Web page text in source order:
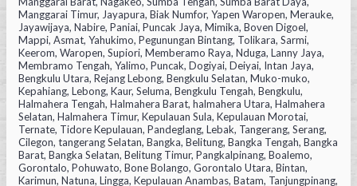
Manggarai Timur, Jayapura, Biak Numfor, Yapen Waropen, Merauke,
Jayawijaya, Nabire, Paniai, Puncak Jaya, Mimika, Boven Digoel,
Mappi, Asmat, Yahukimo, Pegunungan Bintang, Tolikara, Sarmi,
Keerom, Waropen, Supiori, Memberamo Raya, Nduga, Lanny Jaya,
Membramo Tengah, Yalimo, Puncak, Dogiyai, Deiyai, Intan Jaya,
Bengkulu Utara, Rejang Lebong, Bengkulu Selatan, Muko-muko,
Kepahiang, Lebong, Kaur, Seluma, Bengkulu Tengah, Bengkulu,
Halmahera Tengah, Halmahera Barat, halmahera Utara, Halmahera
Selatan, Halmahera Timur, Kepulauan Sula, Kepulauan Morotai,
Ternate, Tidore Kepulauan, Pandeglang, Lebak, Tangerang, Serang,
Cilegon, tangerang Selatan, Bangka, Belitung, Bangka Tengah, Bangka
Barat, Bangka Selatan, Belitung Timur, Pangkalpinang, Boalemo,
Gorontalo, Pohuwato, Bone Bolango, Gorontalo Utara, Bintan,
Karimun, Natuna, Lingga, Kepulauan Anambas, Batam, Tanjungpinang,